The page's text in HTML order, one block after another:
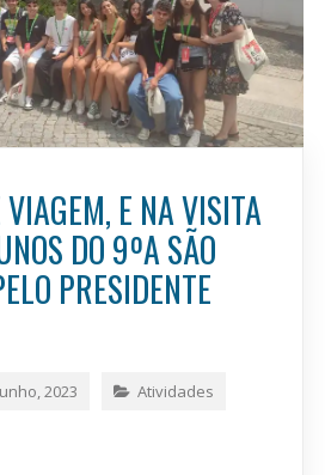
E NA VISITA
DO 9ºA SÃO
PRESIDENTE
2023 Atividades